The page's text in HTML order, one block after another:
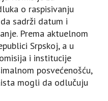
o raspisivanju
sadrži datum i
Prema aktuelnom
Srpskoj, a u
i institucije
posvećenošću,
mogli da odlučuju